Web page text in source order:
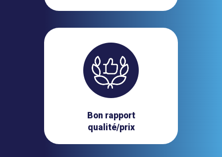
Bon rapport
qualité/prix